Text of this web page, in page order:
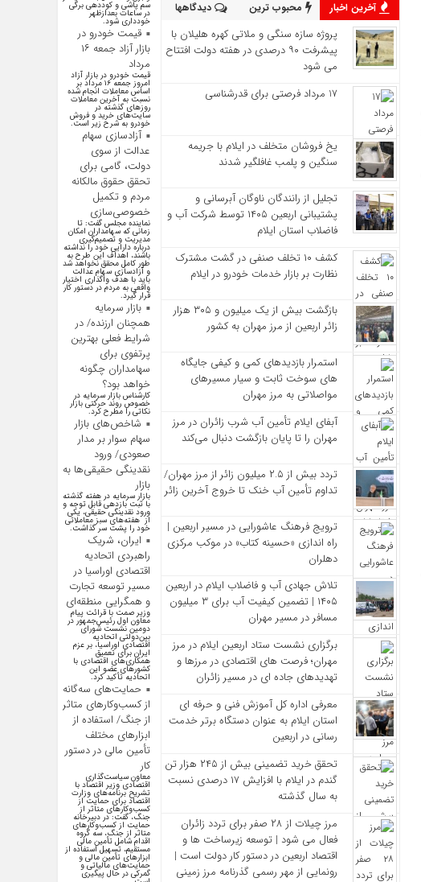
آخرین اخبار محبوب ترین دیدگاهها
پروژه سازه سنگی و ملاتی کهره هلیلان با
پیشرفت ۹۰ درصدی در هفته دولت افتتاح
می شود
17 مرداد فرصتی برای قدرشناسی
یخ‌ فروشان متخلف در ایلام با جریمه
سنگین و پلمب غافلگیر شدند
تجلیل از رانندگان ناوگان آبرسانی و
پشتیبانی اربعین ۱۴۰۵ توسط شرکت آب و
فاضلاب استان ایلام
کشف ۱۰ تخلف صنفی در گشت مشترک
نظارت بر بازار خدمات خودرو در ایلام
بازگشت بیش از یک میلیون و ۳۰۵ هزار
زائر اربعین از مرز مهران به کشور
استمرار بازدیدهای کمی و کیفی جایگاه‌
های سوخت ثابت و سیار مسیرهای
مواصلاتی به مرز مهران
آبفای ایلام تأمین آب شرب زائران در مرز
مهران را تا پایان بازگشت دنبال می‌کند
تردد بیش از ۲.۵ میلیون زائر از مرز مهران/
تداوم تأمین آب خنک تا خروج آخرین زائر
ترویج فرهنگ عاشورایی در مسیر اربعین |
راه‌ اندازی «حسینه کتاب» در موکب مرکزی
دهلران
تلاش جهادی آب و فاضلاب ایلام در اربعین
۱۴۰۵ | تضمین کیفیت آب برای ۳ میلیون
مسافر در مسیر مهران
برگزاری نشست ستاد اربعین ایلام در مرز
مهران؛ فرصت‌ های اقتصادی در مرزها و
تهدیدهای جاده‌ ای در مسیر زائران
معرفی اداره کل آموزش فنی و حرفه‌ ای
استان ایلام به‌ عنوان دستگاه برتر خدمت‌
رسانی در اربعین
تحقق خرید تضمینی بیش از ۲۴۵ هزار تن
گندم در ایلام با افزایش ۱۷ درصدی نسبت
به سال گذشته
مرز چیلات از ۲۸ صفر برای تردد زائران
فعال می‌ شود | توسعه زیرساخت‌ ها و
اقتصاد اربعین در دستور کار دولت است |
رونمایی از مهر رسمی گذرنامه مرز زمینی
سم پاشی و کوددهی برگی
در ساعات بعدازظهر
خودداری شود.
قیمت خودرو در
بازار آزاد جمعه ۱۶
مرداد
قیمت خودرو در بازار آزاد
امروز جمعه ۱۶ مرداد بر
اساس معاملات انجام شده
نسبت به آخرین معاملات
روز‌های گذشته در
سایت‌های خرید و فروش
خودرو به شرح زیر است.
آزادسازی سهام
عدالت از سوی
دولت، گامی برای
تحقق حقوق مالکانه
مردم و تکمیل
خصوصی‌سازی
نماینده مجلس گفت: تا
زمانی که سهامداران امکان
مدیریت و تصمیم‌گیری
درباره دارایی خود را نداشته
باشند، اهداف این طرح به
طور کامل محقق نخواهد شد
و آزادسازی سهام عدالت
باید با هدف واگذاری اختیار
واقعی به مردم در دستور کار
قرار گیرد.
بازار سرمایه
همچنان ارزنده/ در
شرایط فعلی بهترین
پرتفوی برای
سهامداران چگونه
خواهد بود؟
کارشناس بازار سرمایه در
خصوص روند حرکتی بازار
نکاتی را مطرح کرد.
شاخص‌های بازار
سهام سوار بر مدار
صعودی/ ورود
نقدینگی حقیقی‌ها به
بازار
بازار سرمایه در هفته گذشته
با ثبت بازدهی قابل توجه و
ورود نقدینگی حقیقی، یکی
از هفته‌های سبز معاملاتی
خود را پشت سر گذاشت.
ایران، شریک
راهبردی اتحادیه
اقتصادی اوراسیا در
مسیر توسعه تجارت
و همگرایی منطقه‌ای
وزیر صمت با قرائت پیام
معاون اول رئیس‌جمهور در
دومین نشست شورای
بین‌دولتی اتحادیه
اقتصادی اوراسیا، بر عزم
ایران برای تعمیق
همکاری‌های اقتصادی با
کشورهای عضو این
اتحادیه تأکید کرد.
حمایت‌های سه‌گانه
از کسب‌وکارهای متاثر
از جنگ/ استفاده از
ابزارهای مختلف
تأمین مالی در دستور
کار
معاون سیاست‌گذاری
اقتصادی وزیر اقتصاد با
تشریح برنامه‌های وزارت
اقتصاد برای حمایت از
کسب‌وکار‌های متاثر از
جنگ، گفت: در دبیرخانه
حمایت از کسب‌وکار‌های
متاثر از جنگ، سه گروه
اقدام شامل تأمین مالی
مستقیم، تسهیل استفاده از
ابزار‌های تأمین مالی و
حمایت‌های مالیاتی و
گمرکی در حال پیگیری